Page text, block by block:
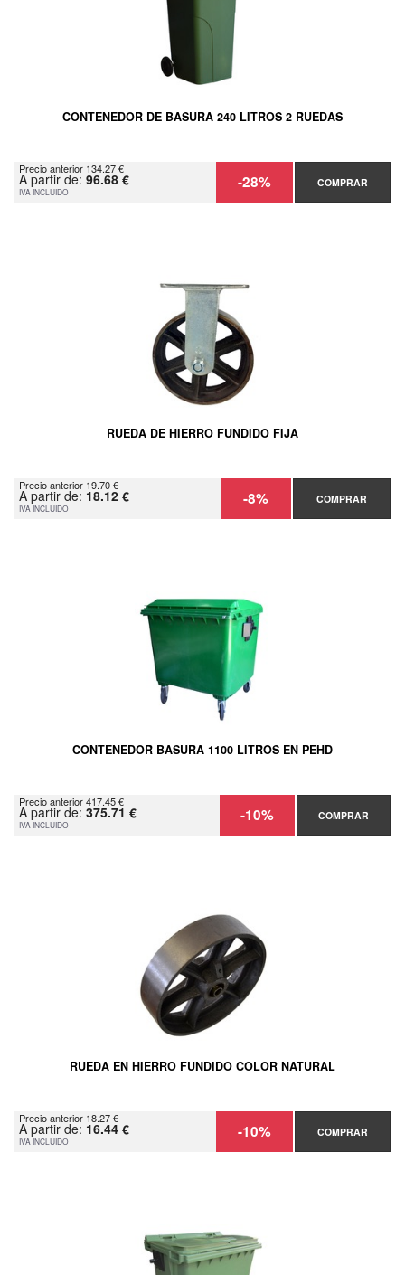
CONTENEDOR DE BASURA 240 LITROS 2 RUEDAS
Precio anterior 134.27 €
A partir de: 96.68 €
IVA INCLUIDO -28% COMPRAR
RUEDA DE HIERRO FUNDIDO FIJA
Precio anterior 19.70 €
A partir de: 18.12 €
IVA INCLUIDO -8% COMPRAR
CONTENEDOR BASURA 1100 LITROS EN PEHD
Precio anterior 417.45 €
A partir de: 375.71 €
IVA INCLUIDO -10% COMPRAR
RUEDA EN HIERRO FUNDIDO COLOR NATURAL
Precio anterior 18.27 €
A partir de: 16.44 €
IVA INCLUIDO -10% COMPRAR